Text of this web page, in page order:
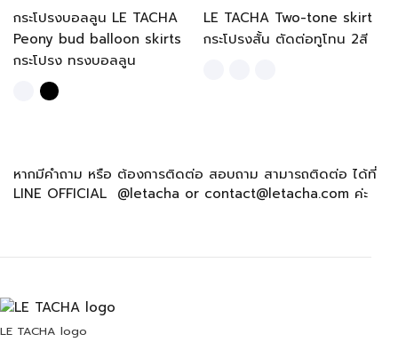
กระโปรงบอลลูน LE TACHA
Peony bud balloon skirts
กระโปรง ทรงบอลลูน
LE TACHA Two-tone skirt
กระโปรงสั้น ตัดต่อทูโทน 2สี
หากมีคำถาม หรือ ต้องการติดต่อ สอบถาม สามารถติดต่อ ได้ที่
LINE OFFICIAL @letacha or contact@letacha.com ค่ะ
LE TACHA logo